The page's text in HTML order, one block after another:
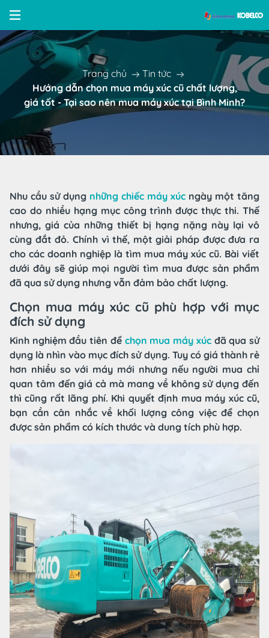
Trang chủ
Tin tức
Hướng dẫn chọn mua máy xúc cũ chất lượng,
giá tốt - Tại sao nên mua máy xúc tại Bình Minh?
Nhu cầu sử dụng những chiếc máy xúc ngày một tăng
cao do nhiều hạng mục công trình được thực thi. Thế
nhưng, giá của những thiết bị hạng nặng này lại vô
cùng đắt đỏ. Chính vì thế, một giải pháp được đưa ra
cho các doanh nghiệp là tìm mua máy xúc cũ. Bài viết
dưới đây sẽ giúp mọi người tìm mua được sản phẩm
đã qua sử dụng nhưng vẫn đảm bảo chất lượng.
Chọn mua máy xúc cũ phù hợp với mục
đích sử dụng
Kinh nghiệm đầu tiên để chọn mua máy xúcđã qua sử
dụng là nhìn vào mục đích sử dụng. Tuy có giá thành rẻ
hơn nhiều so với máy mới nhưng nếu người mua chỉ
quan tâm đến giá cả mà mang về không sử dụng đến
thì cũng rất lãng phí. Khi quyết định mua máy xúc cũ,
bạn cần cân nhắc về khối lượng công việc để chọn
được sản phẩm có kích thước và dung tích phù hợp.